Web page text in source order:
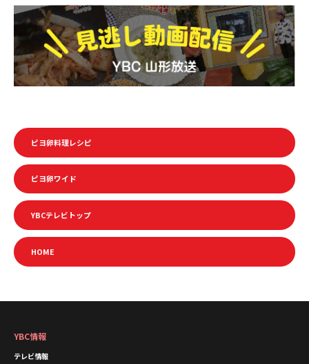
ピヨ卵料理レシピ
ピヨ卵ワイド
YBCテレビトップ
HOME
YBC情報
テレビ情報